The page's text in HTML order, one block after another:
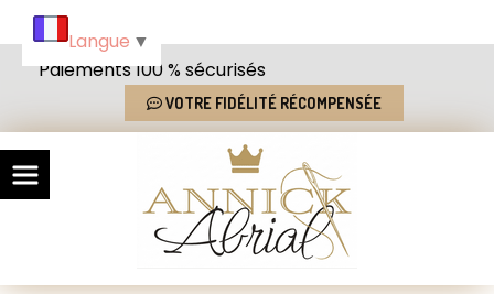
Paiements 100 % sécurisés
VOTRE FIDÉLITÉ RÉCOMPENSÉE
Langue ▼